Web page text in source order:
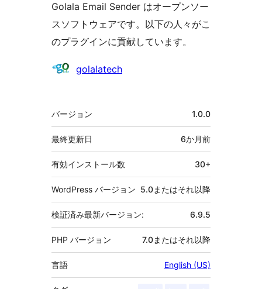
Golala Email Sender はオープンソー
スソフトウェアです。以下の人々がこ
のプラグインに貢献しています。
貢
golalatech
メ
タ
バージョン 1.0.0
最終更新日 6か月前
有効インストール数 30+
WordPress バージョン 5.0またはそれ以降
検証済み最新バージョン: 6.9.5
PHP バージョン 7.0またはそれ以降
言語 English (US)